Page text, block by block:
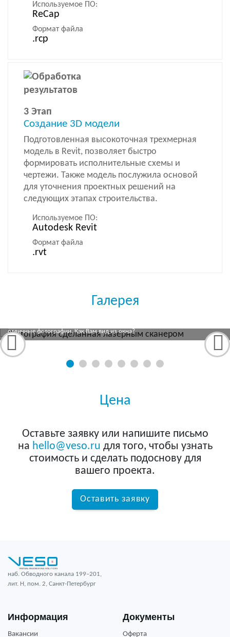
Используемое ПО:
ReCap
Формат файла
.rcp
3 Этап
Создание 3D модели
Подготовленная высокоточная трехмерная
модель в Revit, позволяет быстро
формировать исполнительные схемы и
чертежи. Также модель послужила основой
для уточнения проектных решений на
следующих этапах строительства.
Используемое ПО:
Autodesk Revit
Формат файла
.rvt
Галерея
отличные фотографии. Как Вам вид из окна?
Цена
Оставьте заявку или напишите письмо
на hello@veso.ru для того, чтобы узнать
стоимость и сделать подоснову для
вашего проекта.
Оставить заявку
наб. Обводного канала 199–201,
лит. Н, пом. 2, Санкт-Петербург
Информация
Вакансии
Документы
Оферта